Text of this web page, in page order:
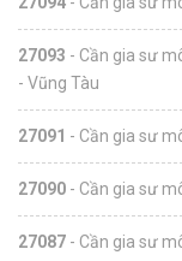
27093 - Cần gia sư
- Vũng Tàu
27091 - Cần gia sư
27090 - Cần gia sư
27087 - Cần gia sư